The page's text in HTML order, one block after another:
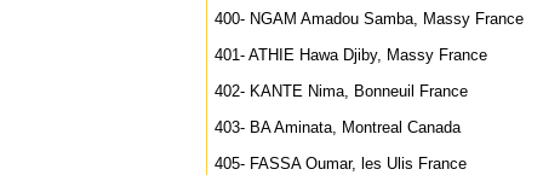
400- NGAM Amadou Samba, Massy France
401- ATHIE Hawa Djiby, Massy France
402- KANTE Nima, Bonneuil France
403- BA Aminata, Montreal Canada
405- FASSA Oumar, les Ulis France